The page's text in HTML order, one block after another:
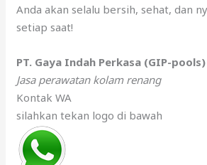
Anda akan selalu bersih, sehat, dan
setiap saat!
PT. Gaya Indah Perkasa (GIP-pools)
Jasa perawatan kolam renang
Kontak WA
silahkan tekan logo di bawah